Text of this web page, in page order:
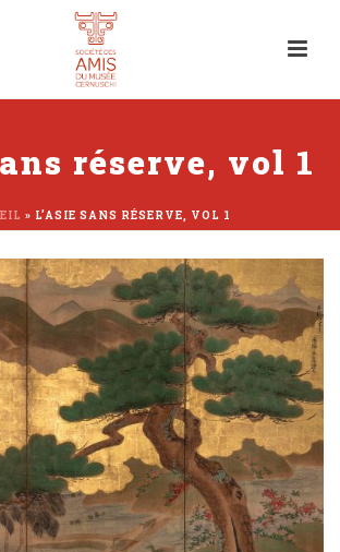
réserve, vol 1
» L’ASIE SANS RÉSERVE, VOL 1